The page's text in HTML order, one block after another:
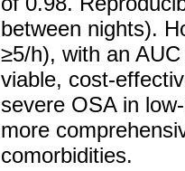
between nights).
≥5/h), with an
viable, cost-
severe OSA in
more
comorbidities.